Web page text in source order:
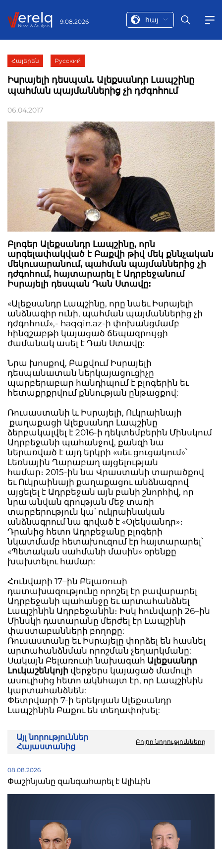
9.08.2026 հայ
Հայերեն Русский
Իսրայելի դեսպան. Ալեքսանդր Լապշինը
պահման պայմաններից չի դժգոհում
06.04.2017
Բլոգեր Ալեքսանդր Լապշինը, որն
արգելափակված է Բաքվի թիվ մեկ քննչական
մեկուսարանում, պահման պայմաններից չի
դժգոհում, հայտարարել է Ադրբեջանում
Իսրայելի դեսպան Դան Ստավը:
«Ալեքսանդր Լապշինը, որը նաեւ Իսրայելի
անձնագիր ունի, պահման պայմաններից չի
դժգոհում»,- haqqin.az-ի փոխանցմամբ
հինգշաբթի կայացած ճեպազրույցի
ժամանակ ասել է Դան Ստավը:
Նրա խոսքով, Բաքվում Իսրայելի
դեսպանատան ներկայացուցիչը
պարբերաբար հանդիպում է բլոգերին եւ
հետաքրքրվում քննության ընթացքով:
Ռուսաստանի և Իսրայելի, Ուկրաինայի
քաղաքացի Ալեքսանդր Լապշինը
ձերբակալվել է 2016-ի դեկտեմբերին Մինսկում
Ադրբեջանի պահանջով, քանզի նա
ներառված է այդ երկրի «սեւ ցուցակում»՝
Լեռնային Ղարաբաղ այցելության
համար։ 2015-ին նա Վրաստանի տարածքով
եւ Ուկրաինայի քաղաքացու անձնագրով
այցելել է Ադրբեջան այն բանի շնորհիվ, որ
նրա անվան գրության մեջ տառի
տարբերություն կա՝ ուկրաինական
անձնագրում նա գրված է «Օլեկսանդր»։
Դրանից հետո Ադրբեջանը բլոգերի
նկատմամբ հետախուզում էր հայտարարել՝
«Պետական սահմանի մասին» օրենքը
խախտելու համար:
Հունվարի 17–ին Բելառուսի
դատախազությունը որոշել էր բավարարել
Ադրբեջանի պահանջը եւ արտահանձնել
Լապշինին Ադրբեջանին։ Իսկ հունվարի 26–ին
Մինսկի դատարանը մերժել էր Լապշինի
փաստաբանների բողոքը:
Ռուսաստանը եւ Իսրայելը փորձել են հասնել
արտահանձնման որոշման չեղարկմանը:
Սակայն Բելառուսի նախագահ Ալեքսանդր
Լուկաշենկոյի վերջերս կայացած մամուլի
ասուլիսից հետո ակնհայտ էր, որ Լապշինին
կարտահանձնեն:
Փետրվարի 7-ի երեկոյան Ալեքսանդր
Լապշինին Բաքու են տեղափոխել:
Այլ նորություններ
Հայաստանից
Բոլոր նորությունները
08.08.2026
Փաշինյանը զանգահարել է Ալիևին